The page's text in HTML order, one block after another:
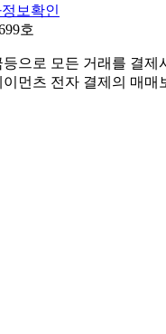
보확인
호
으로 모든 거래를 결제
먼츠 전자 결제의 매